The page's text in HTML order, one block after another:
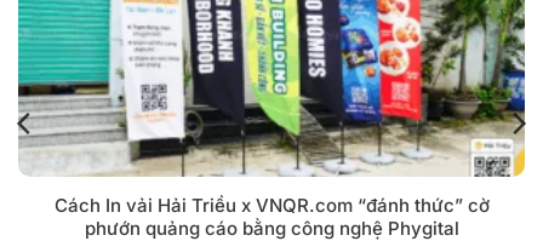
Cách In vải Hải Triều x VNQR.com “đánh thức” cờ
phướn quảng cáo bằng công nghệ Phygital